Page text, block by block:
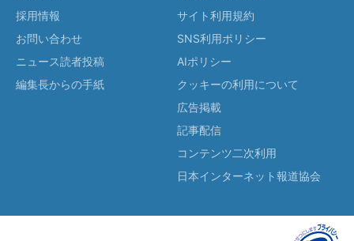
採用情報
お問い合わせ
ニュース読者投稿
編集長からの手紙
サイト利用規約
SNS利用ポリシー
AIポリシー
クッキーの利用について
広告掲載
記事配信
コンテンツ二次利用
日本インターネット報道協会